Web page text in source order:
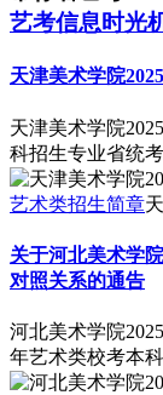
艺考信息时光
天津美术学院
天津美术学院
科招生专业省统
艺术类招生简章
关于河北美术学
对照关系的通告
河北美术学院
年艺术类校考本